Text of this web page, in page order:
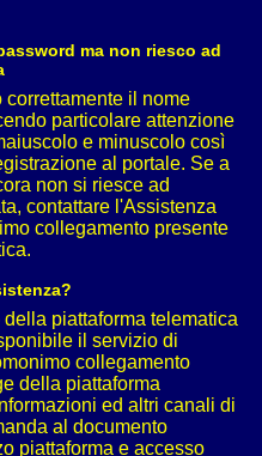
ma non riesco ad
il nome
particolare attenzione
e minuscolo così
al portale. Se a
non si riesce ad
contattare l'Assistenza
collegamento presente
piattaforma telematica
il servizio di
collegamento
della piattaforma
ed altri canali di
al documento
piattaforma e accesso